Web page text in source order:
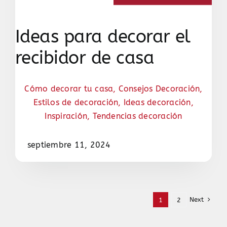
Ideas para decorar el
recibidor de casa
Cómo decorar tu casa, Consejos Decoración,
Estilos de decoración, Ideas decoración,
Inspiración, Tendencias decoración
septiembre 11, 2024
1 2 Next